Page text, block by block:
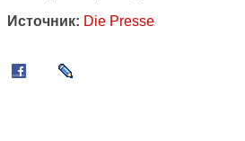
Источник: Die Presse